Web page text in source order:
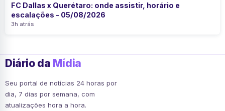
FC Dallas x Querétaro: onde assistir, horário e
escalações - 05/08/2026
3h atrás
Diário da Mídia
Seu portal de notícias 24 horas por
dia, 7 dias por semana, com
atualizações hora a hora.